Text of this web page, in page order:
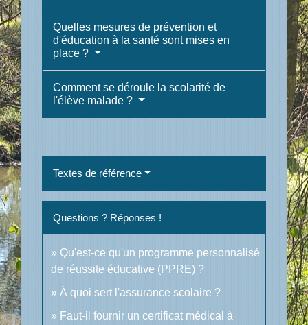
Quelles mesures de prévention et
d'éducation à la santé sont mises en
place ?
Comment se déroule la scolarité de
l'élève malade ?
Textes de référence
Questions ? Réponses !
Qu'est-ce qu'un programme personnalisé
de réussite éducative (PPRE) ?
À quoi sert l'assurance scolaire ?
Faut-il fournir un certificat médical à